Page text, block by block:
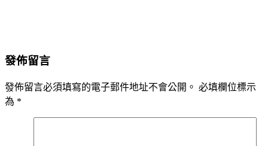
發佈留言
發佈留言必須填寫的電子郵件地址不會公開。 必填欄位標示
為 *